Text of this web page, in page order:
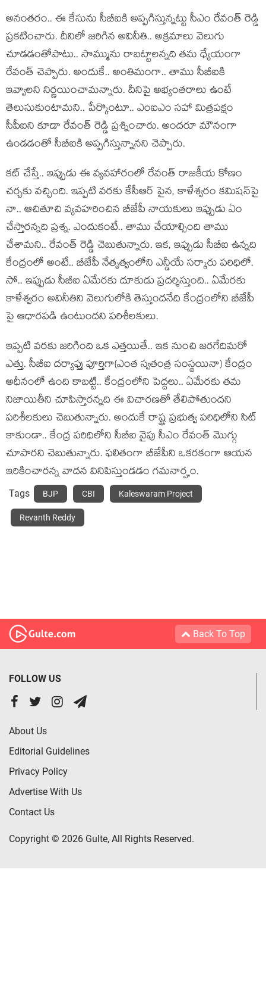
అనంత‌రం.. ఈ కేసును సీబీఐకి అప్ప‌గిస్తున్న‌ట్టు సీఎం రేవంత్ రెడ్డి
ప్ర‌క‌టించారు. దీనిలో జ‌రిగిన అవినీతి.. అక్ర‌మాలు వెలుగు
చూడ‌డంతోపాటు.. సొమ్మును రాబ‌ట్టాల‌న్న‌ది త‌మ ధ్యేయంగా
రేవంత్ చెప్పారు. అందుకే.. అంతిమంగా.. తాము సీబీఐకి
ఇవ్వాల‌ని నిర్ణ‌యించామ‌న్నారు. దీనిపై అభ్యంత‌రాలు ఉంటే
తెలుసుకుంటామ‌ని.. పేర్కొంటూ.. ఎంఐఎం స‌హా మిత్ర‌ప‌క్షం
సీపీఐని కూడా రేవంత్ రెడ్డి ప్ర‌శ్నించారు. అంద‌రూ మౌనంగా
ఉండ‌డంతో సీబీఐకి అప్ప‌గిస్తున్నాన‌ని చెప్పారు.
క‌ట్ చేస్తే.. ఇప్పుడు ఈ వ్య‌వ‌హారంలో రేవంత్ రాజ‌కీయ కోణం
చ‌ర్చ‌కు వ‌చ్చింది. ఇప్ప‌టి వ‌ర‌కు కేసీఆర్ పైన‌, కాళేశ్వ‌రం క‌మిష‌న్‌పై
నా.. ఆచితూచి వ్య‌వ‌హ‌రించిన బీజేపీ నాయ‌కులు ఇప్పుడు ఏం
చేస్తార‌న్న‌ది ప్ర‌శ్న‌. ఎందుకంటే.. తాము చేయాల్సింది తాము
చేశామ‌ని.. రేవంత్ రెడ్డి చెబుతున్నారు. ఇక‌, ఇప్పుడు సీబీఐ ఉన్న‌ది
కేంద్రంలో అంటే.. బీజేపీ నేతృత్వంలోని ఎన్డీయే స‌ర్కారు ప‌రిధిలో.
సో.. ఇప్పుడు సీబీఐ ఏమేర‌కు దూకుడు ప్ర‌ద‌ర్శిస్తుంది.. ఏమేర‌కు
కాళేశ్వ‌రం అవినీతిని వెలుగులోకి తెస్తుందనేది కేంద్రంలోని బీజేపీ
పై ఆధార‌ప‌డి ఉంటుంద‌ని ప‌రిశీల‌కులు.
ఇప్ప‌టి వ‌ర‌కు జ‌రిగింది ఒక ఎత్త‌యితే.. ఇక నుంచి జ‌ర‌గేదిమ‌రో
ఎత్తు. సీబీఐ ద‌ర్యాప్తు పూర్తిగా(ఎంత స్వ‌తంత్ర సంస్థ‌యినా) కేంద్రం
అధీనంలో ఉంది కాబ‌ట్టి.. కేంద్రంలోని పెద్ద‌లు.. ఏమేర‌కు త‌మ
నిజాయితీని చూపిస్తార‌న్నది ఈ విచార‌ణ‌తో తేలిపోతుంద‌ని
ప‌రిశీల‌కులు చెబుతున్నారు. అందుకే రాష్ట్ర ప్ర‌భుత్వ ప‌రిధిలోని సిట్
కాకుండా.. కేంద్ర ప‌రిధిలోని సీబీఐ వైపు సీఎం రేవంత్ మొగ్గు
చూపారని చెబుతున్నారు. ఫ‌లితంగా బీజేపీని ఒక‌ర‌కంగా ఆయ‌న
ఇరికించార‌న్న వాద‌న వినిపిస్తుండ‌డం గ‌మ‌నార్హం.
Tags BJP CBI Kaleswaram Project
Revanth Reddy
Back To Top
FOLLOW US
About Us
Editorial Guidelines
Privacy Policy
Advertise With Us
Contact Us
Copyright © 2026 Gulte, All Rights Reserved.